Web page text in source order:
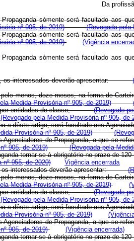
Da
sòmente será facultado aos
nº 905, de 2019) (Revogada pela
sòmente será facultado aos
nº 905, de 2019) (Vigência
sòmente será facultado aos
os interessados deverão apresentar:
menos, doze meses, na forma de
Medida Provisória nº 905, de 2019)
por entidades de classe;(Revogado
(Revogado pela Medida Provisória nº 905, de
a dêste artigo, será facultado aos
Provisória nº 905, de 2019)
de Propaganda, a que se
905, de 2019) (Revogada pela
tornar-se-á obrigatório no prazo
nº 955, de 2020)
Vigência encerrada
os interessados deverão apresentar:
menos, doze meses, na forma de
Medida Provisória nº 905, de 2019)
por entidades de classe;(Revogado
(Revogado pela Medida Provisória nº 905, de
a dêste artigo, será facultado aos
Provisória nº 905, de 2019)
de Propaganda, a que se
905, de 2019)
(Vigência encerrada)
tornar-se-á obrigatório no prazo